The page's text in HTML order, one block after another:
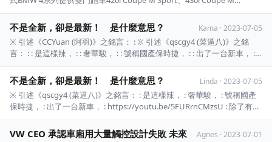
Sport、 M440i xDrive Coupé；四門跑車420i Gran Coupé M Sport、430
...
不是全新，卻是最新！ 是什麼意思？ Kama · 2023-07-05
※ 引述《CCYuan (阿羽)》之銘言： : ※ 引述《qscgy4 (菜逼八)》之銘
言： : : 是這樣辣， : : 奢華駿， : : 號稱國產保時捷， : : 出了一台新車， : :
https://youtu.be/5FURrnCMzsU : : 除了有意義不明， : : 扭來扭去的運鏡
以外， : : ...
不是全新，卻是最新！ 是什麼意思？ Linda · 2023-07-05
※ 引述《qscgy4 (菜逼八)》之銘言： : 是這樣辣， : 奢華駿， : 號稱國產
保時捷， : 出了一台新車， : https://youtu.be/5FURrnCMzsU : 除了有意
義不明， : 扭來扭去的運鏡以外， : 還有身為母語者， : 都搞不太懂得台
詞。 : NEO想要來點新的？ : 不是全 ...
VW CEO 承認車廂用大量觸控設計失敗 未來 Agnes · 2023-07-01